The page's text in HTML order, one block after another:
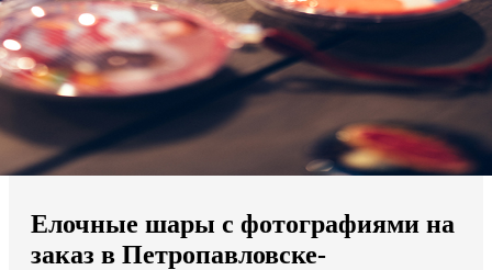
Мы доставляем по всему миру
Продолжить без города
Елочные шары с фотографиями на
заказ в Петропавловске-